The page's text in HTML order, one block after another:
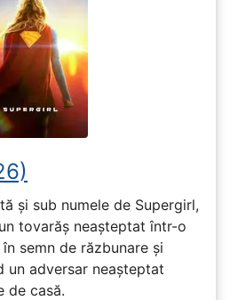
și sub numele de Supergirl,
tovarăș neașteptat într-o
semn de răzbunare și
un adversar neașteptat
de casă.